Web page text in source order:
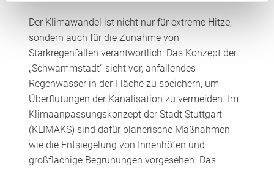
Der Klimawandel ist nicht nur für extreme Hitze,
sondern auch für die Zunahme von
Starkregenfällen verantwortlich: Das Konzept der
„Schwammstadt“ sieht vor, anfallendes
Regenwasser in der Fläche zu speichern, um
Überflutungen der Kanalisation zu vermeiden. Im
Klimaanpassungskonzept der Stadt Stuttgart
(KLIMAKS) sind dafür planerische Maßnahmen
wie die Entsiegelung von Innenhöfen und
großflächige Begrünungen vorgesehen. Das